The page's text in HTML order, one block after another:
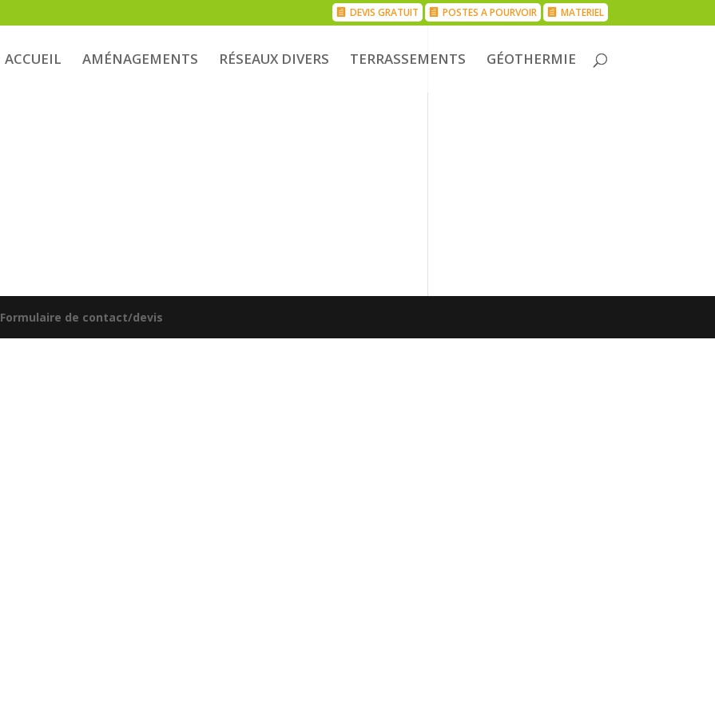
DEVIS GRATUIT POSTES A POURVOIR MATERIEL
ACCUEIL AMÉNAGEMENTS RÉSEAUX DIVERS TERRASSEMENTS GÉOTHERMIE
Formulaire de contact/devis